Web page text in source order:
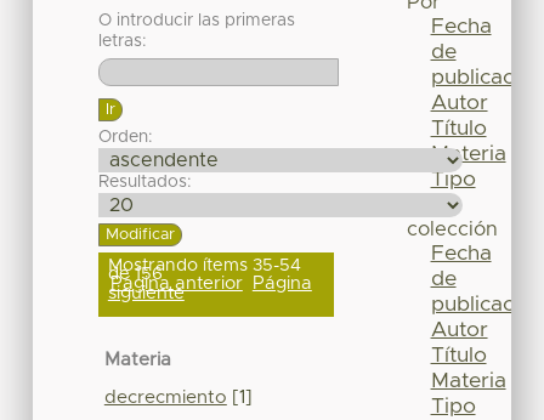
O introducir las primeras
letras:
Orden:
Resultados:
Mostrando ítems 35-54
de 156
Página anterior Página
siguiente
Materia
decrecmiento [1]
Fecha
de
publicación
Autor
Título
Materia
Tipo
colección
Fecha
de
publicación
Autor
Título
Materia
Tipo